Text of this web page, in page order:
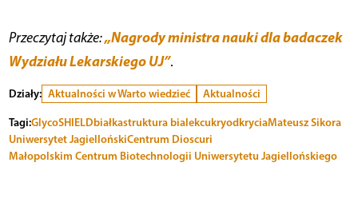
Przeczytaj także:„Nagrody ministra nauki dla badaczek
Wydziału Lekarskiego UJ”.
Działy: Aktualności w Warto wiedzieć
Aktualności
Tagi:GlycoSHIELDbiałkastruktura bialekcukryodkryciaMateusz Sikora
Uniwersytet JagiellońskiCentrum Dioscuri
Małopolskim Centrum Biotechnologii Uniwersytetu Jagiellońskiego